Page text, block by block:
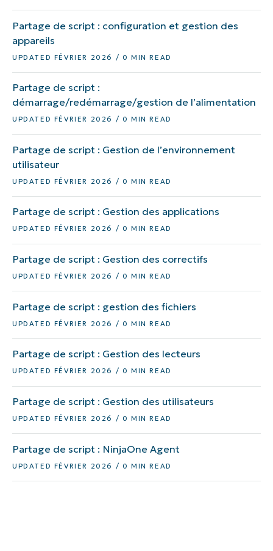
Partage de script : configuration et gestion des
appareils
UPDATED FÉVRIER 2026 / 0 MIN READ
Partage de script :
démarrage/redémarrage/gestion de l’alimentation
UPDATED FÉVRIER 2026 / 0 MIN READ
Partage de script : Gestion de l’environnement
utilisateur
UPDATED FÉVRIER 2026 / 0 MIN READ
Partage de script : Gestion des applications
UPDATED FÉVRIER 2026 / 0 MIN READ
Partage de script : Gestion des correctifs
UPDATED FÉVRIER 2026 / 0 MIN READ
Partage de script : gestion des fichiers
UPDATED FÉVRIER 2026 / 0 MIN READ
Partage de script : Gestion des lecteurs
UPDATED FÉVRIER 2026 / 0 MIN READ
Partage de script : Gestion des utilisateurs
UPDATED FÉVRIER 2026 / 0 MIN READ
Partage de script : NinjaOne Agent
UPDATED FÉVRIER 2026 / 0 MIN READ